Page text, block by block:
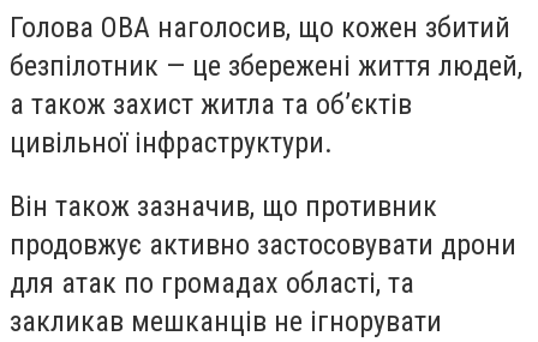
Голова ОВА наголосив, що кожен збитий
безпілотник — це збережені життя людей,
а також захист житла та об’єктів
цивільної інфраструктури.
Він також зазначив, що противник
продовжує активно застосовувати дрони
для атак по громадах області, та
закликав мешканців не ігнорувати